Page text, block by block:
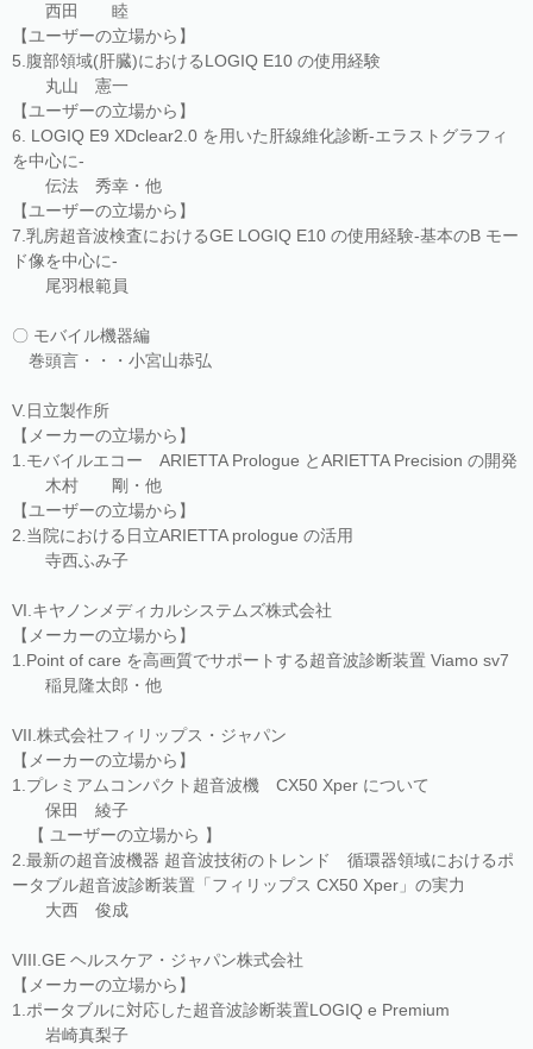
西田 睦
【ユーザーの立場から】
5.腹部領域(肝臓)におけるLOGIQ E10 の使用経験
丸山 憲一
【ユーザーの立場から】
6. LOGIQ E9 XDclear2.0 を用いた肝線維化診断-エラストグラフィ
を中心に-
伝法 秀幸・他
【ユーザーの立場から】
7.乳房超音波検査におけるGE LOGIQ E10 の使用経験-基本のB モー
ド像を中心に-
尾羽根範員
〇 モバイル機器編
巻頭言・・・小宮山恭弘
V.日立製作所
【メーカーの立場から】
1.モバイルエコー ARIETTA Prologue とARIETTA Precision の開発
木村 剛・他
【ユーザーの立場から】
2.当院における日立ARIETTA prologue の活用
寺西ふみ子
VI.キヤノンメディカルシステムズ株式会社
【メーカーの立場から】
1.Point of care を高画質でサポートする超音波診断装置 Viamo sv7
稲見隆太郎・他
VII.株式会社フィリップス・ジャパン
【メーカーの立場から】
1.プレミアムコンパクト超音波機 CX50 Xper について
保田 綾子
【 ユーザーの立場から 】
2.最新の超音波機器 超音波技術のトレンド 循環器領域におけるポ
ータブル超音波診断装置「フィリップス CX50 Xper」の実力
大西 俊成
VIII.GE ヘルスケア・ジャパン株式会社
【メーカーの立場から】
1.ポータブルに対応した超音波診断装置LOGIQ e Premium
岩崎真梨子